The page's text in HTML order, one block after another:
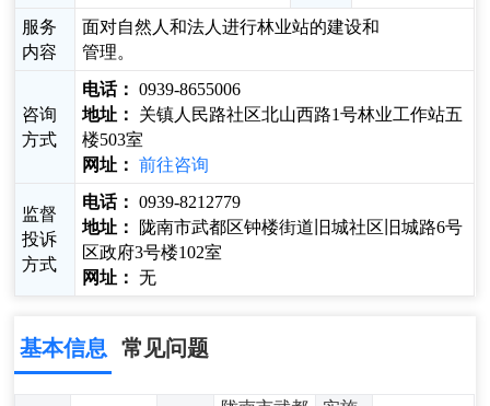
服务
内容
面对自然人和法人进行林业站的建设和
管理。
咨询
方式
电话： 0939-8655006
地址：
关镇人民路社区北山西路1号林业工作站五
楼503室
网址：
前往咨询
监督
投诉
方式
电话： 0939-8212779
地址：
陇南市武都区钟楼街道旧城社区旧城路6号
区政府3号楼102室
网址： 无
基本信息 常见问题